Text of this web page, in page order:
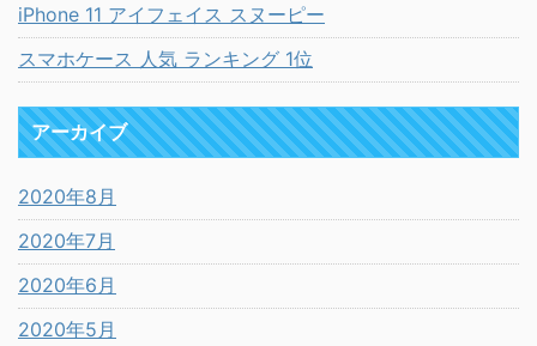
iPhone 11 アイフェイス スヌーピー
スマホケース 人気 ランキング 1位
アーカイブ
2020年8月
2020年7月
2020年6月
2020年5月